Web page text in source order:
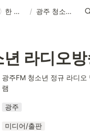
한 눈에 모아보기 / 광주 청소년 라디오방송
라디오
광주FM 청소년 정규 라디오
램
광주
미디어/출판